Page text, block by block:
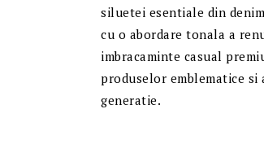
siluetei esentiale din
cu o abordare tonala a
imbracaminte casual
produselor emblematice
generatie.